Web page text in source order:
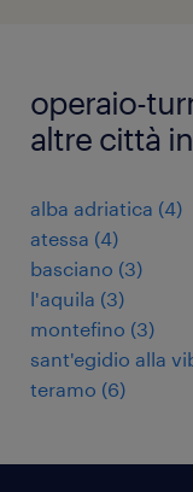
operaio-
altre città
alba adriatica (4)
atessa (4)
basciano (3)
l'aquila (3)
montefino (3)
sant'egidio alla
teramo (6)